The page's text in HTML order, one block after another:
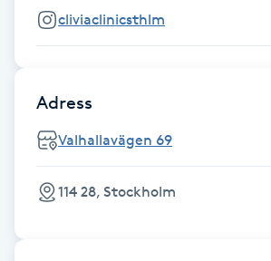
Hypnos
Hårborttagning
Hårbottenbehandling
cliviaclinicsthlm
Adress
Valhallavägen 69
114 28, Stockholm